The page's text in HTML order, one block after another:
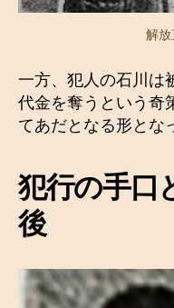
解放
一方、犯人の石川は
代金を奪うという奇
てあだとなる形とな
犯行の手口
後